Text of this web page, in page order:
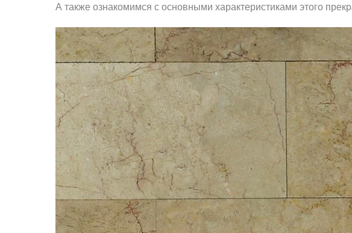
А также ознакомимся с основными характеристиками этого